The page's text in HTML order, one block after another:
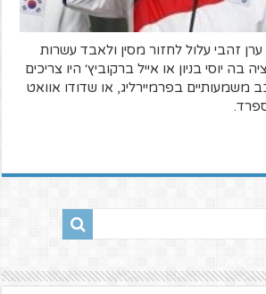
זהבי עלול לחזור מסין ולאבד עשרות
בה יוסי בניון או אייל ברקוביץ׳ היו צריכים
משמעותיים בפרמיירליג, או שדודו אוואט